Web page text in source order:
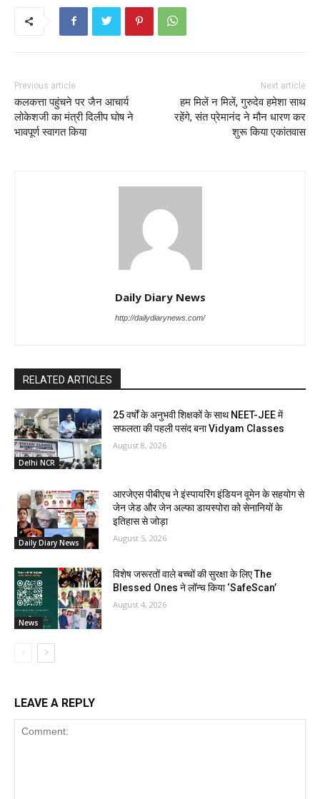
Previous article
कलकत्ता पहुंचने पर जैन आचार्य
लोकेशजी का मंत्री दिलीप घोष ने
भावपूर्ण स्वागत किया
Next article
हम मिलें न मिलें, गुरुदेव हमेशा साथ
रहेंगे, संत प्रेमानंद ने मौन धारण कर
शुरू किया एकांतवास
Daily Diary News
http://dailydiarynews.com/
RELATED ARTICLES
Delhi NCR
25 वर्षों के अनुभवी शिक्षकों के साथ NEET-JEE में
सफलता की पहली पसंद बना Vidyam Classes
August 8, 2026
Daily Diary News
आरजेएस पीबीएच ने इंस्पायरिंग इंडियन वूमेन के सहयोग से
जेन जेड और जेन अल्फा डायस्पोरा को सेनानियों के
इतिहास से जोड़ा
August 5, 2026
News
विशेष जरूरतों वाले बच्चों की सुरक्षा के लिए The
Blessed Ones ने लॉन्च किया ‘SafeScan’
August 4, 2026
LEAVE A REPLY